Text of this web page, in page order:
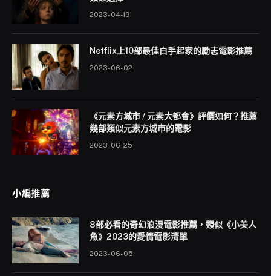
2023-04-19
Netflix上10部最佳白手起家的勵志電影推薦
2023-06-02
《元素方城市 / 元素大都會》評價如何？推薦
幾部類似元素方城市的電影
2023-06-25
小編推薦
8部必看的奇幻浪漫電影推薦，類似《小美人
魚》2023的愛情電影清單
2023-06-05